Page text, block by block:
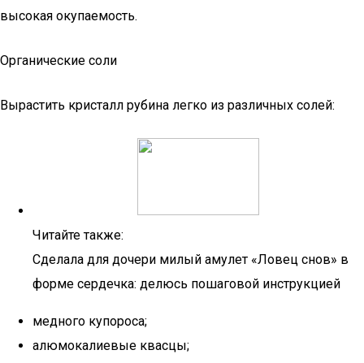
высокая окупаемость.
Органические соли
Вырастить кристалл рубина легко из различных солей:
Читайте также:
Сделала для дочери милый амулет «Ловец снов» в
форме сердечка: делюсь пошаговой инструкцией
медного купороса;
алюмокалиевые квасцы;